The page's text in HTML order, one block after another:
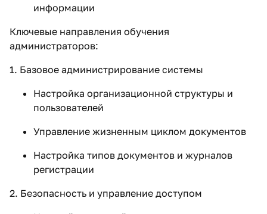
информации
Ключевые направления обучения
администраторов:
1. Базовое администрирование системы
Настройка организационной структуры и
пользователей
Управление жизненным циклом документов
Настройка типов документов и журналов
регистрации
2. Безопасность и управление доступом